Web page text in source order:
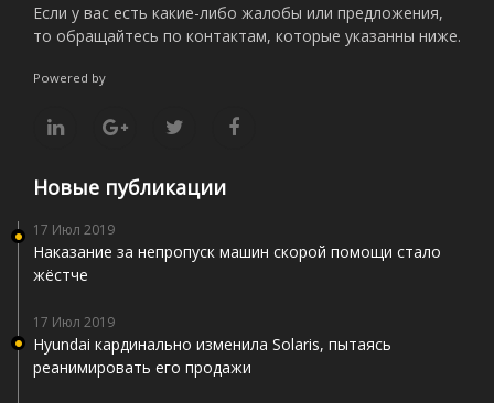
Если у вас есть какие-либо жалобы или предложения,
то обращайтесь по контактам, которые указанны ниже.
Powered by
Новые публикации
17 Июл 2019
Наказание за непропуск машин скорой помощи стало
жёстче
17 Июл 2019
Hyundai кардинально изменила Solaris, пытаясь
реанимировать его продажи